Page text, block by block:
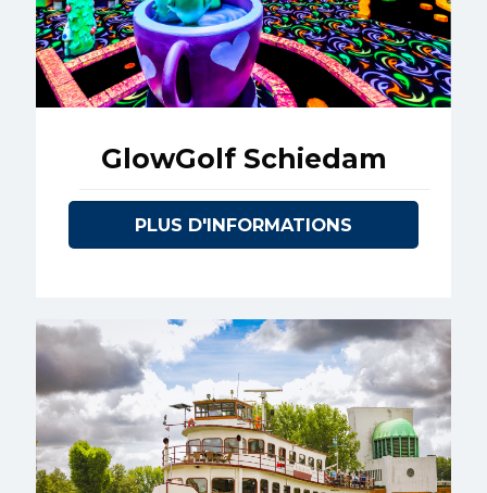
GlowGolf Schiedam
PLUS D'INFORMATIONS